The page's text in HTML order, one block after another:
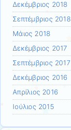
Δεκέμβριος 2018
Σεπτέμβριος 2018
Μάιος 2018
Δεκέμβριος 2017
Σεπτέμβριος 2017
Δεκέμβριος 2016
Απρίλιος 2016
Ιούλιος 2015